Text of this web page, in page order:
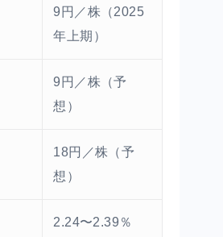
9円／株（2025
年上期）
9円／株（予
想）
18円／株（予
想）
2.24〜2.39％